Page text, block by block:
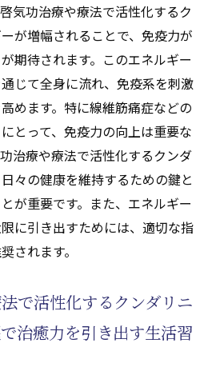
気功治療や療法で活性化するク
が増幅されることで、免疫力が
期待されます。このエネルギー
じて全身に流れ、免疫系を刺激
めます。特に線維筋痛症などの
とって、免疫力の向上は重要な
治療や療法で活性化するクンダ
々の健康を維持するための鍵と
が重要です。また、エネルギー
に引き出すためには、適切な指
されます。
で活性化するクンダリニ
治癒力を引き出す生活習